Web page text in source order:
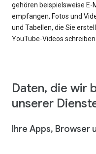
gehören beispielsweise E-
empfangen, Fotos und
und Tabellen, die Sie
YouTube-Videos schreiben.
Daten, die wir
unserer
Ihre Apps, Browser